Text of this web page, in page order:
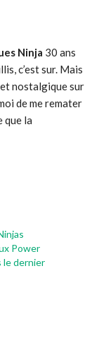
Ninja 30 ans
c’est sur. Mais
nostalgique sur
de me remater
que la
Power
le dernier